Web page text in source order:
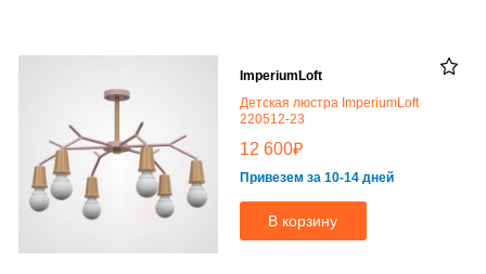
ImperiumLoft
Детская люстра ImperiumLoft
220512-23
12 600₽
Привезем за 10-14 дней
В корзину